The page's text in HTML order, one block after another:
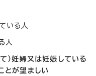
いる人
人
）妊婦又は妊娠している
とが望ましい